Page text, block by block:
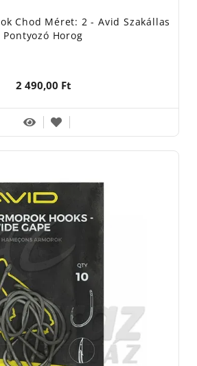
Chod Méret: 2 - Avid Szakállas
Pontyozó Horog
2 490,00 Ft